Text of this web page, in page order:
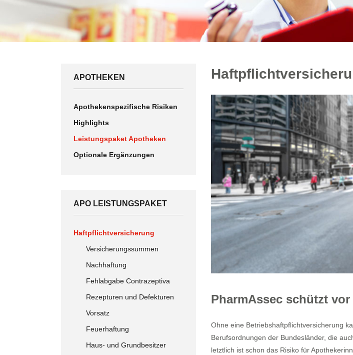
APOTHEKEN
Apothekenspezifische Risiken
Highlights
Leistungspaket Apotheken
Optionale Ergänzungen
APO LEISTUNGSPAKET
Haftpflichtversicherung
Versicherungssummen
Nachhaftung
Fehlabgabe Contrazeptiva
Rezepturen und Defekturen
Vorsatz
Feuerhaftung
Haus- und Grundbesitzer
PharmAssec schützt
Ohne eine Betriebshaftpflichtversicherung
Berufsordnungen der Bundesländer, die
letztlich ist schon das Risiko für